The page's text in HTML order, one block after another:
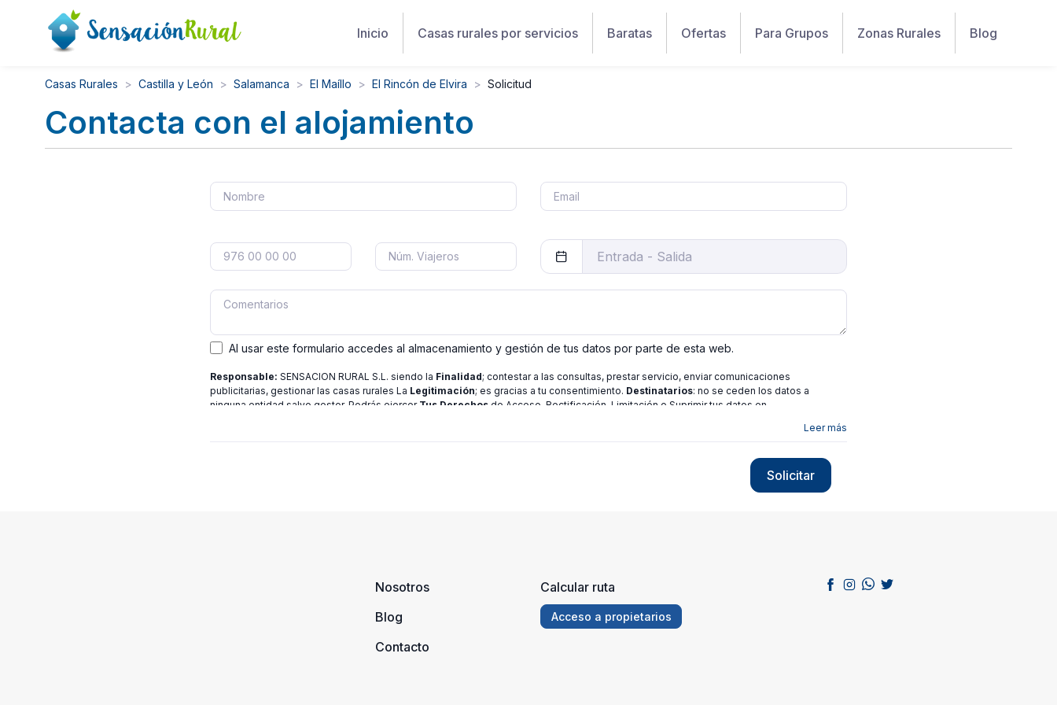
Inicio Casas rurales por servicios Baratas Ofertas Para Grupos Zonas Rurales Blog
Casas Rurales Castilla y León Salamanca El Maíllo El Rincón de Elvira Solicitud
Contacta con el alojamiento
Al usar este formulario accedes al almacenamiento y gestión de tus datos por parte de esta web.
Responsable: SENSACION RURAL S.L. siendo la Finalidad; contestar a las consultas, prestar servicio, enviar comunicaciones
publicitarias, gestionar las casas rurales La Legitimación; es gracias a tu consentimiento. Destinatarios: no se ceden los datos a
ninguna entidad salvo gestor. Podrás ejercer Tus Derechos de Acceso, Rectificación, Limitación o Suprimir tus datos en
Leer más
Solicitar
Nosotros
Blog
Contacto
Calcular ruta
Acceso a propietarios